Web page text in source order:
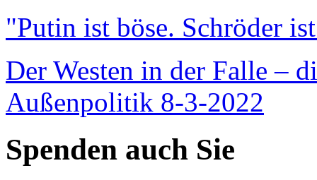
"Putin ist böse. Schröder
Der Westen in der Falle –
Außenpolitik 8-3-2022
Spenden auch Sie